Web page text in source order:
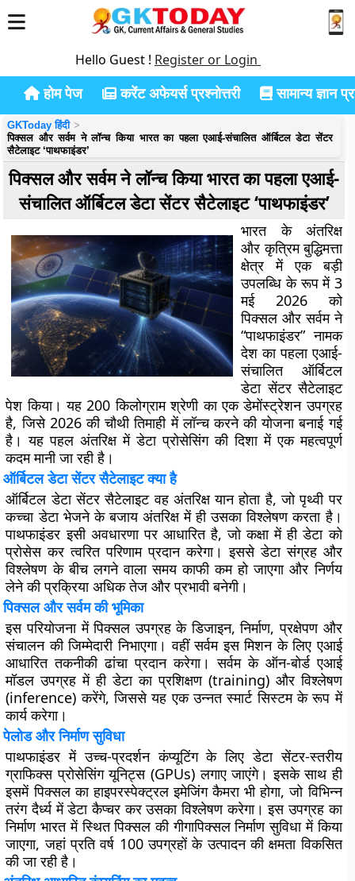
Hello Guest ! Register or Login
होम पेज करेंट अफेयर्स प्रश्नोत्तरी सामान्य ज्ञान
GKToday हिंदी
पिक्सल और सर्वम ने लॉन्च किया भारत का पहला एआई-संचालित ऑर्बिटल डेटा सेंटर
सैटेलाइट ‘पाथफाइंडर’
पिक्सल और सर्वम ने लॉन्च किया भारत का पहला एआई-
संचालित ऑर्बिटल डेटा सेंटर सैटेलाइट ‘पाथफाइंडर’
भारत के अंतरिक्ष
और कृत्रिम बुद्धिमत्ता
क्षेत्र में एक बड़ी
उपलब्धि के रूप में 3
मई 2026 को
पिक्सल और सर्वम ने
“पाथफाइंडर” नामक
देश का पहला एआई-
संचालित ऑर्बिटल
डेटा सेंटर सैटेलाइट
पेश किया। यह 200 किलोग्राम श्रेणी का एक डेमोंस्ट्रेशन उपग्रह
है, जिसे 2026 की चौथी तिमाही में लॉन्च करने की योजना बनाई गई
है। यह पहल अंतरिक्ष में डेटा प्रोसेसिंग की दिशा में एक महत्वपूर्ण
कदम मानी जा रही है।
ऑर्बिटल डेटा सेंटर सैटेलाइट क्या है
ऑर्बिटल डेटा सेंटर सैटेलाइट वह अंतरिक्ष यान होता है, जो पृथ्वी पर
कच्चा डेटा भेजने के बजाय अंतरिक्ष में ही उसका विश्लेषण करता है।
पाथफाइंडर इसी अवधारणा पर आधारित है, जो कक्षा में ही डेटा को
प्रोसेस कर त्वरित परिणाम प्रदान करेगा। इससे डेटा संग्रह और
विश्लेषण के बीच लगने वाला समय काफी कम हो जाएगा और निर्णय
लेने की प्रक्रिया अधिक तेज और प्रभावी बनेगी।
पिक्सल और सर्वम की भूमिका
इस परियोजना में पिक्सल उपग्रह के डिजाइन, निर्माण, प्रक्षेपण और
संचालन की जिम्मेदारी निभाएगा। वहीं सर्वम इस मिशन के लिए एआई
आधारित तकनीकी ढांचा प्रदान करेगा। सर्वम के ऑन-बोर्ड एआई
मॉडल उपग्रह में ही डेटा का प्रशिक्षण (training) और विश्लेषण
(inference) करेंगे, जिससे यह एक उन्नत स्मार्ट सिस्टम के रूप में
कार्य करेगा।
पेलोड और निर्माण सुविधा
पाथफाइंडर में उच्च-प्रदर्शन कंप्यूटिंग के लिए डेटा सेंटर-स्तरीय
ग्राफिक्स प्रोसेसिंग यूनिट्स (GPUs) लगाए जाएंगे। इसके साथ ही
इसमें पिक्सल का हाइपरस्पेक्ट्रल इमेजिंग कैमरा भी होगा, जो विभिन्न
तरंग दैर्ध्य में डेटा कैप्चर कर उसका विश्लेषण करेगा। इस उपग्रह का
निर्माण भारत में स्थित पिक्सल की गीगापिक्सल निर्माण सुविधा में किया
जाएगा, जहां प्रति वर्ष 100 उपग्रहों के उत्पादन की क्षमता विकसित
की जा रही है।